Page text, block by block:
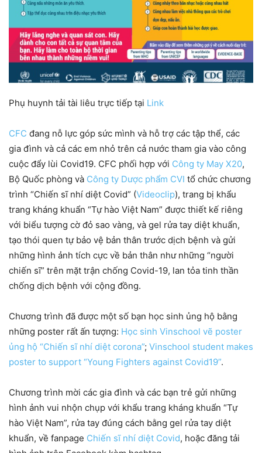
Phụ huynh tải tài liêu trực tiếp tại Link
CFC đang nỗ lực góp sức mình và hỗ trợ các tập thể, các
gia đình và cả các em nhỏ trên cả nước tham gia vào công
cuộc đẩy lùi Covid19. CFC phối hợp với Công ty May X20,
Bộ Quốc phòng và Công ty Dược phẩm CVI tổ chức chương
trình “Chiến sĩ nhí diệt Covid” (Videoclip), trang bị khẩu
trang kháng khuẩn “Tự hào Việt Nam” được thiết kế riêng
với biểu tượng cờ đỏ sao vàng, và gel rửa tay diệt khuẩn,
tạo thói quen tự bảo vệ bản thân trước dịch bệnh và gửi
những hình ảnh tích cực về bản thân như những “người
chiến sĩ” trên mặt trận chống Covid-19, lan tỏa tinh thần
chống dịch bệnh với cộng đồng.
Chương trình đã được một số bạn học sinh ủng hộ bằng
những poster rất ấn tượng: Học sinh Vinschool vẽ poster
ủng hộ “Chiến sĩ nhí diệt corona”; Vinschool student makes
poster to support “Young Fighters against Covid19”.
Chương trình mời các gia đình và các bạn trẻ gửi những
hình ảnh vui nhộn chụp với khẩu trang kháng khuẩn “Tự
hào Việt Nam”, rửa tay đúng cách bằng gel rửa tay diệt
khuẩn, về fanpage Chiến sĩ nhí diệt Covid, hoặc đăng tải